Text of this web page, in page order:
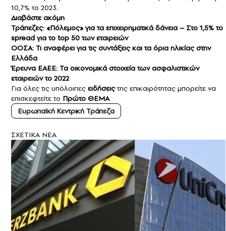
10,7% το 2023.
Διαβάστε ακόμη
Τράπεζες: «Πόλεμος» για τα επιχειρηματικά δάνεια – Στο 1,5% το
spread για το top 50 των εταιρειών
ΟΟΣΑ: Τι αναφέρει για τις συντάξεις και τα όρια ηλικίας στην
Ελλάδα
Έρευνα ΕΑΕΕ: Τα οικονομικά στοιχεία των ασφαλιστικών
εταιρειών το 2022
Για όλες τις υπόλοιπες ειδήσειςτης επικαιρότητας μπορείτε να
επισκεφτείτε το Πρώτο ΘΕΜΑ
Ευρωπαϊκή Κεντρική Τράπεζα
ΣXETIKA NEA